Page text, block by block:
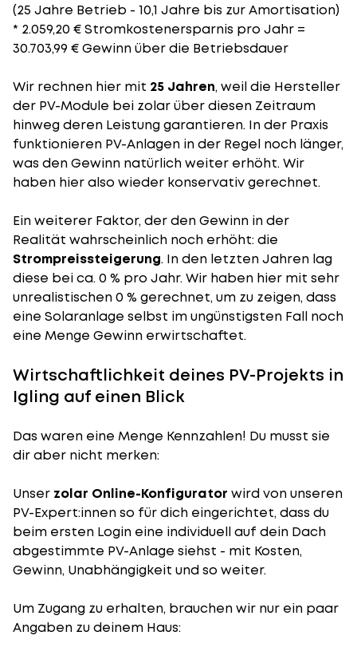
(25 Jahre Betrieb - 10,1 Jahre bis zur Amortisation)
* 2.059,20 € Stromkostenersparnis pro Jahr =
30.703,99 € Gewinn über die Betriebsdauer
Wir rechnen hier mit 25 Jahren, weil die Hersteller
der PV-Module bei zolar über diesen Zeitraum
hinweg deren Leistung garantieren. In der Praxis
funktionieren PV-Anlagen in der Regel noch länger,
was den Gewinn natürlich weiter erhöht. Wir
haben hier also wieder konservativ gerechnet.
Ein weiterer Faktor, der den Gewinn in der
Realität wahrscheinlich noch erhöht: die
Strompreissteigerung. In den letzten Jahren lag
diese bei ca. 0 % pro Jahr. Wir haben hier mit sehr
unrealistischen 0 % gerechnet, um zu zeigen, dass
eine Solaranlage selbst im ungünstigsten Fall noch
eine Menge Gewinn erwirtschaftet.
Wirtschaftlichkeit deines PV-Projekts in
Igling auf einen Blick
Das waren eine Menge Kennzahlen! Du musst sie
dir aber nicht merken:
Unser zolar Online-Konfigurator wird von unseren
PV-Expert:innen so für dich eingerichtet, dass du
beim ersten Login eine individuell auf dein Dach
abgestimmte PV-Anlage siehst - mit Kosten,
Gewinn, Unabhängigkeit und so weiter.
Um Zugang zu erhalten, brauchen wir nur ein paar
Angaben zu deinem Haus: